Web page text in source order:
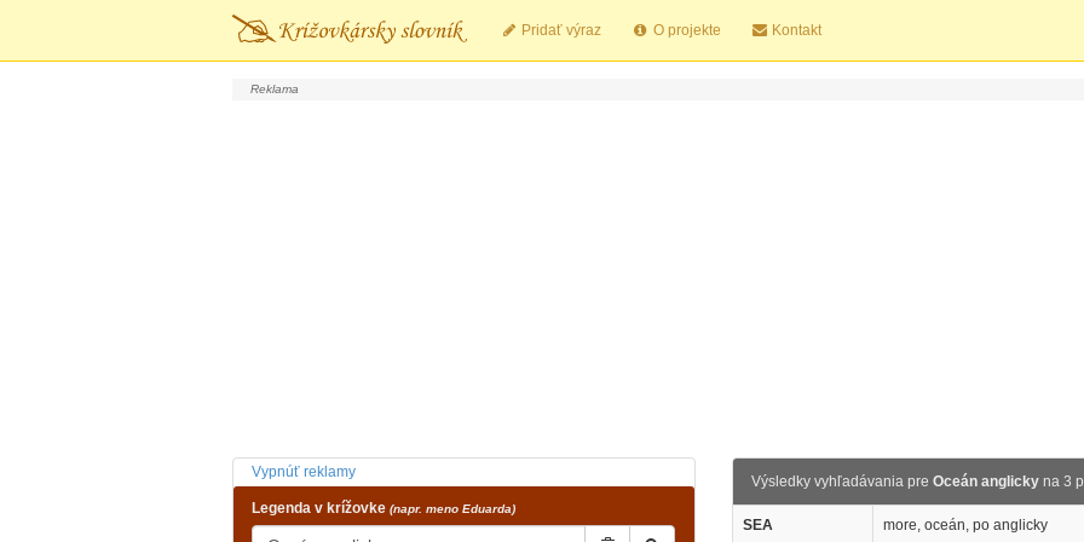
Pridať výraz O projekte Kontakt
Vypnúť reklamy
Legenda v krížovke (napr. meno Eduarda)
Výsledky vyhľadávania pre Oceán anglickyna 3
SEA more, oceán, po anglicky